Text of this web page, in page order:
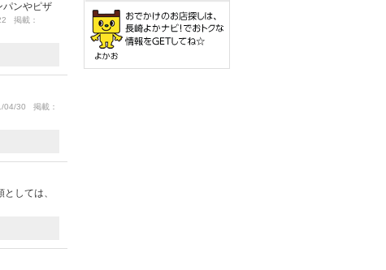
ンやピザ
掲載：
04/30 掲載：
しては、